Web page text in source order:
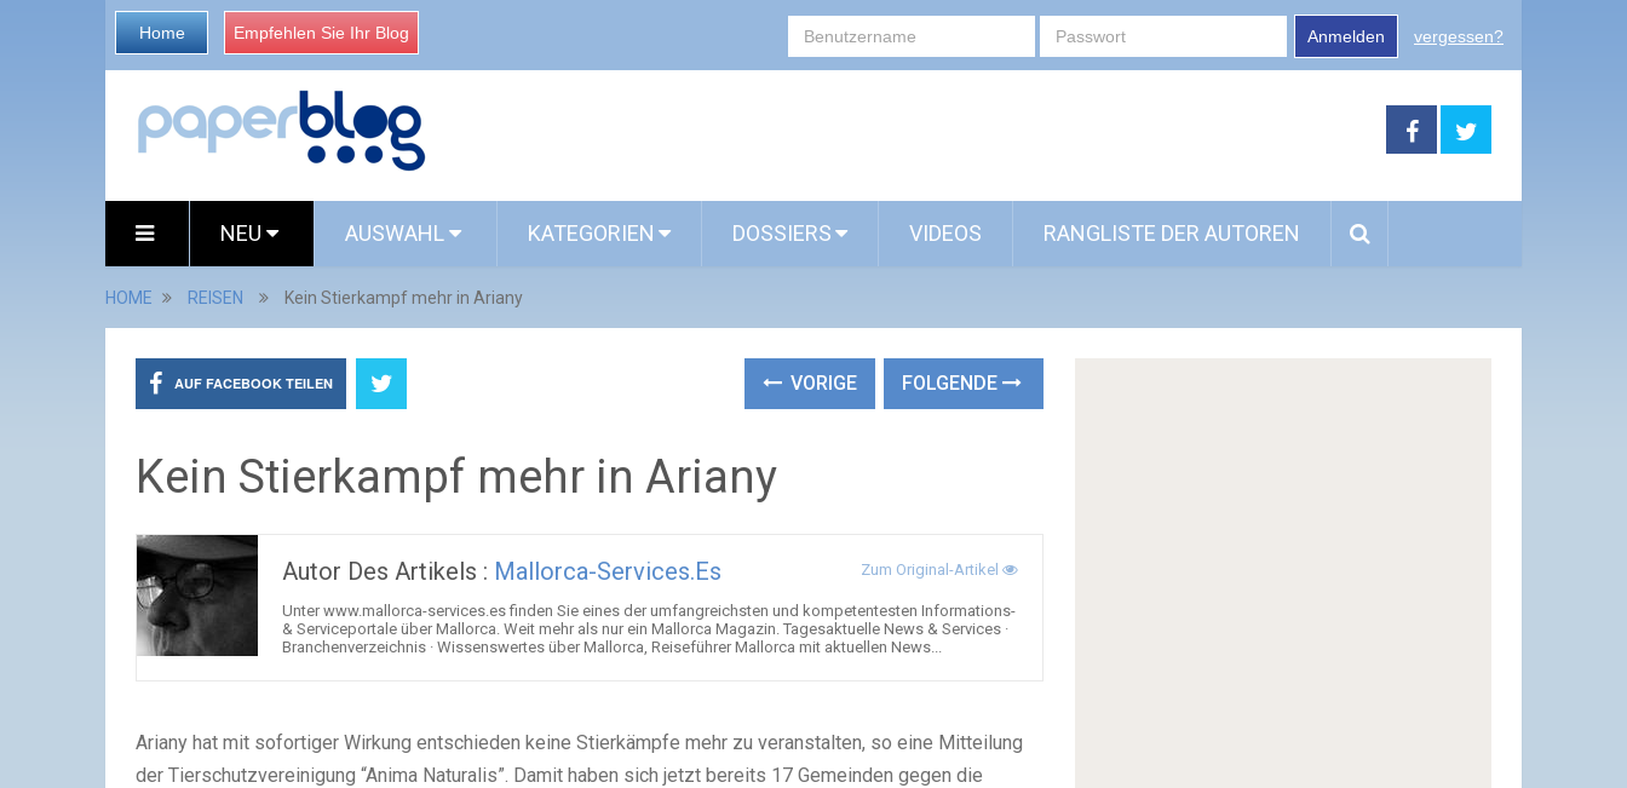
Home Empfehlen Sie Ihr Blog Anmelden vergessen?
NEU AUSWAHL KATEGORIEN DOSSIERS VIDEOS RANGLISTE DER AUTOREN
HOME REISEN Kein Stierkampf mehr in Ariany
AUF FACEBOOK TEILEN VORIGE FOLGENDE
Kein Stierkampf mehr in Ariany
Autor Des Artikels : Mallorca-Services.es Zum Original-Artikel
Unter www.mallorca-services.es finden Sie eines der umfangreichsten und kompetentesten Informations-
& Serviceportale über Mallorca. Weit mehr als nur ein Mallorca Magazin. Tagesaktuelle News & Services ·
Branchenverzeichnis · Wissenswertes über Mallorca, Reiseführer Mallorca mit aktuellen News...
Ariany hat mit sofortiger Wirkung entschieden keine Stierkämpfe mehr zu veranstalten, so eine Mitteilung
der Tierschutzvereinigung “Anima Naturalis”. Damit haben sich jetzt bereits 17 Gemeinden gegen die